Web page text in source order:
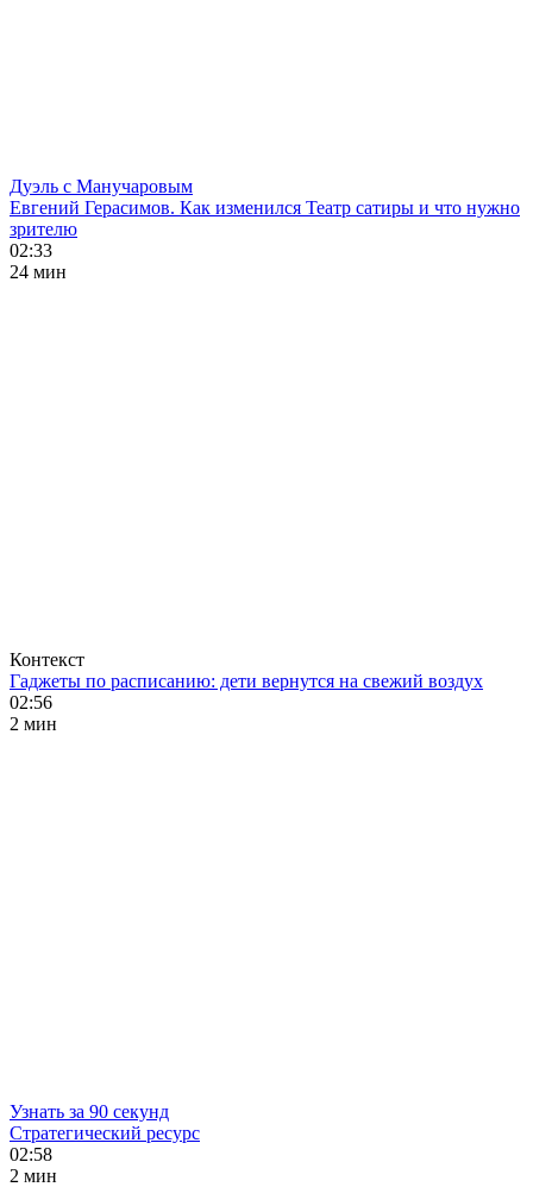
Дуэль с Манучаровым
Евгений Герасимов. Как изменился Театр сатиры и что нужно
зрителю
02:33
24 мин
Контекст
Гаджеты по расписанию: дети вернутся на свежий воздух
02:56
2 мин
Узнать за 90 секунд
Стратегический ресурс
02:58
2 мин